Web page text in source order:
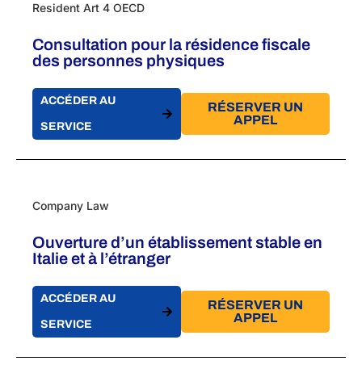
Resident Art 4 OECD
Consultation pour la résidence fiscale
des personnes physiques
ACCÉDER AU
SERVICE
RÉSERVER UN
APPEL
Company Law
Ouverture d’un établissement stable en
Italie et à l’étranger
ACCÉDER AU
SERVICE
RÉSERVER UN
APPEL